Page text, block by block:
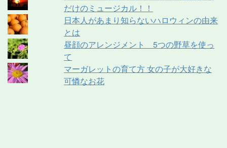
だけのミュージカル！！
日本人があまり知らないハロウィンの由来
とは
昼顔のアレンジメント 5つの野草を使っ
て
マーガレットの育て方 女の子が大好きな
可憐なお花